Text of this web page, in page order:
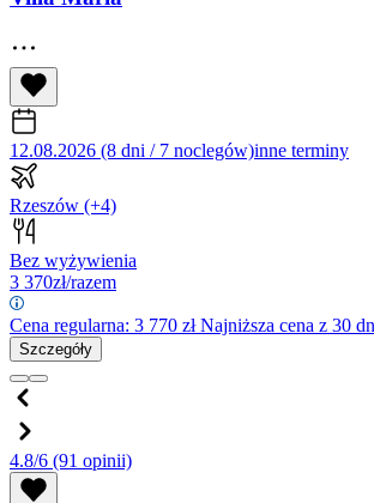
12.08.2026 (8 dni / 7 noclegów)inne terminy
Rzeszów (+4)
Bez wyżywienia
3 370zł/razem
Cena regularna: 3 770 złNajniższa cena z 30
Szczegóły
4.8/6 (91 opinii)